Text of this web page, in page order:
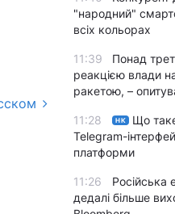
"народний"
всіх кольорах
11:39
Понад
реакцією влади
ракетою, –
11:28 НК
Що
Telegram-
платформи
11:26
Російська
дедалі більше